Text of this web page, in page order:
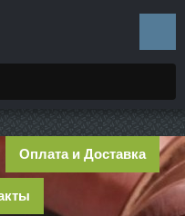
Оплата и Доставка